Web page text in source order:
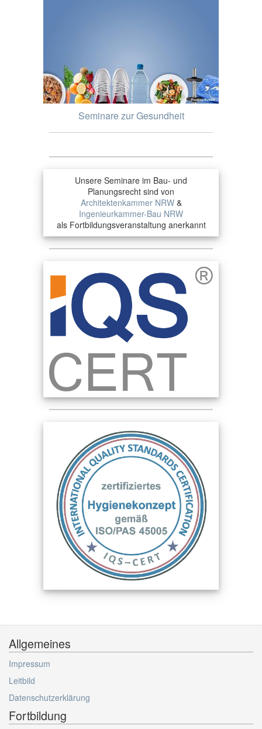
Seminare zur Gesundheit
Unsere Seminare im Bau- und
Planungsrecht sind von
Architektenkammer NRW&
Ingenieurkammer-Bau NRW
als Fortbildungsveranstaltung anerkannt
Allgemeines
Impressum
Leitbild
Datenschutzerklärung
Fortbildung